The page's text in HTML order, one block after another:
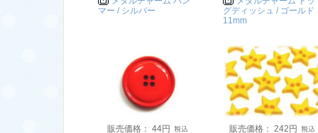
マー / シルバー
グディッシュ / ゴールド
11mm
販売価格： 44円
販売価格： 242円